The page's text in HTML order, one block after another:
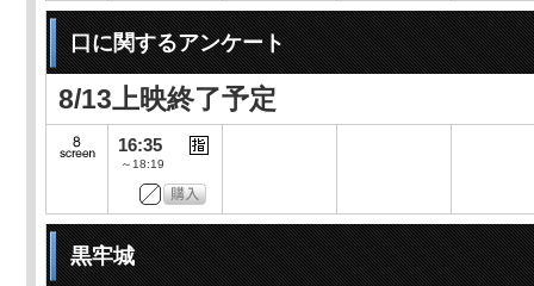
口に関するアンケート
8/13上映終了予定
16:35
～18:19
黒牢城